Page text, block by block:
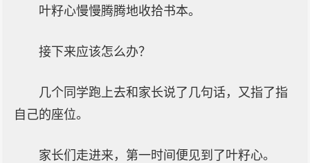
叶籽心慢慢腾腾地收拾书本。
接下来应该怎么办？
几个同学跑上去和家长说了几句话，又指了指
自己的座位。
家长们走进来，第一时间便见到了叶籽心。